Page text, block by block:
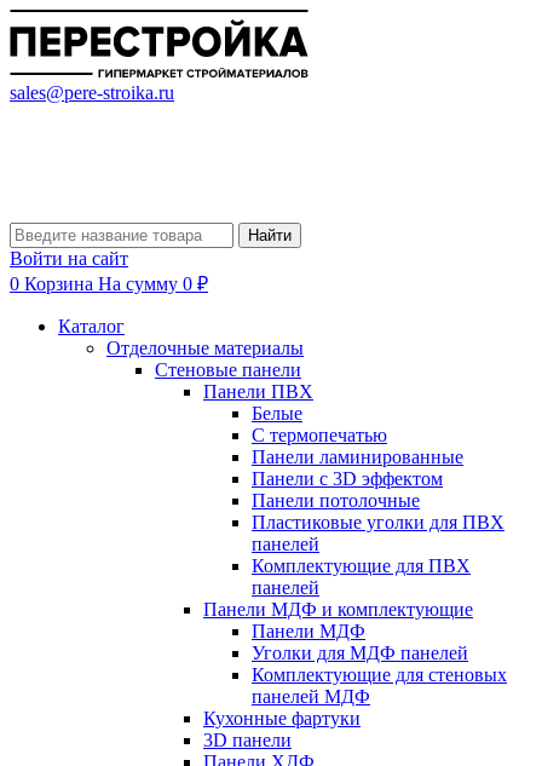
sales@pere-stroika.ru
Найти
Войти на сайт
0 Корзина На сумму 0 ₽
Каталог
Отделочные материалы
Стеновые панели
Панели ПВХ
Белые
С термопечатью
Панели ламинированные
Панели с 3D эффектом
Панели потолочные
Пластиковые уголки для ПВХ
панелей
Комплектующие для ПВХ
панелей
Панели МДФ и комплектующие
Панели МДФ
Уголки для МДФ панелей
Комплектующие для стеновых
панелей МДФ
Кухонные фартуки
3D панели
Панели ХДФ